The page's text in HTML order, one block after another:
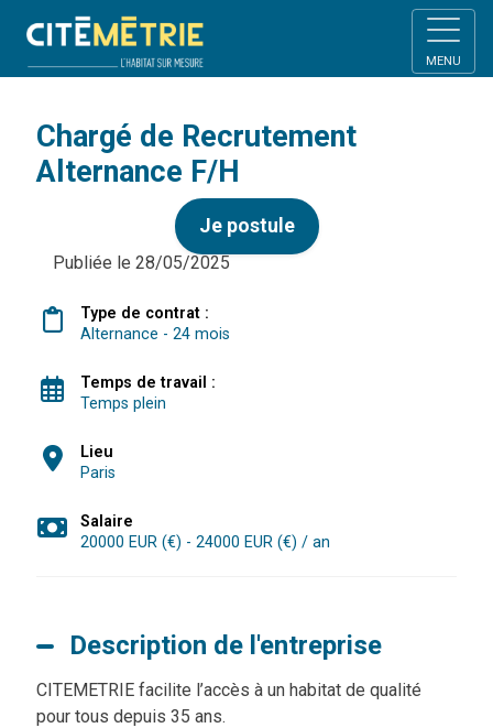
MENU
Chargé de Recrutement
Alternance F/H
Je postule
Publiée le 28/05/2025
Type de contrat :
Alternance - 24 mois
Temps de travail :
Temps plein
Lieu
Paris
Salaire
20000 EUR (€) - 24000 EUR (€) / an
Description de l'entreprise
CITEMETRIE facilite l’accès à un habitat de qualité
pour tous depuis 35 ans.